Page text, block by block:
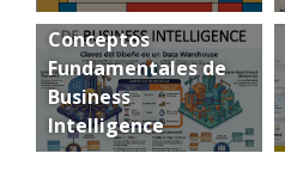
Conceptos
Fundamentales de
Business
Intelligence